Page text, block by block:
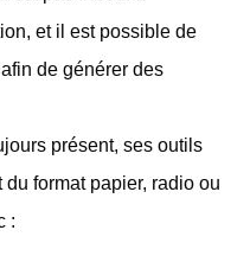
et il est possible de
de générer des
présent, ses outils
format papier, radio ou
: